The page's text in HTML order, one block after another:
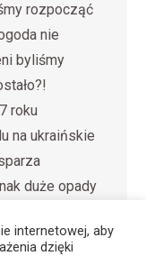
rozpocząć
nie
byliśmy
roku
na ukraińskie
duże opady
internetowej, aby
dzięki